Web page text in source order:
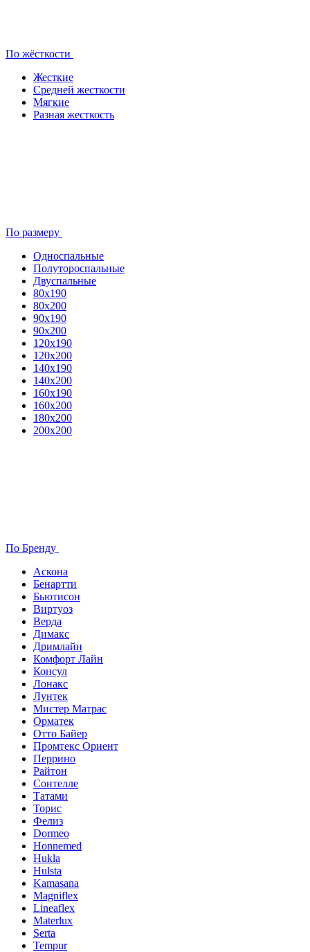
По жёсткости
Жесткие
Средней жесткости
Мягкие
Разная жесткость
По размеру
Односпальные
Полутороспальные
Двуспальные
80x190
80х200
90х190
90х200
120х190
120х200
140х190
140х200
160х190
160х200
180х200
200х200
По Бренду
Аскона
Бенартти
Бьютисон
Виртуоз
Верда
Димакс
Дримлайн
Комфорт Лайн
Консул
Лонакс
Лунтек
Мистер Матрас
Орматек
Отто Байер
Промтекс Ориент
Перрино
Райтон
Сонтелле
Татами
Торис
Фелиз
Dormeo
Honnemed
Hukla
Hulsta
Kamasana
Magniflex
Lineaflex
Materlux
Serta
Tempur